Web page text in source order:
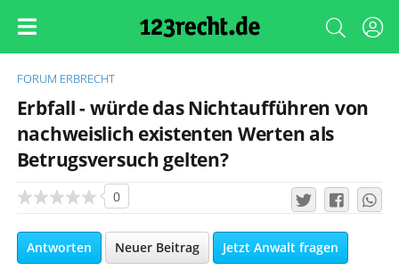
FORUM ERBRECHT
Erbfall - würde das Nichtaufführen von
nachweislich existenten Werten als
Betrugsversuch gelten?
0
Antworten Neuer Beitrag Jetzt Anwalt fragen